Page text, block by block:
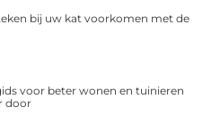
bij uw kat voorkomen met de
voor beter wonen en tuinieren
door